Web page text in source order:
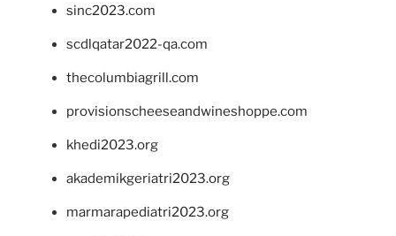
sinc2023.com
scdlqatar2022-qa.com
thecolumbiagrill.com
provisionscheeseandwineshoppe.com
khedi2023.org
akademikgeriatri2023.org
marmarapediatri2023.org